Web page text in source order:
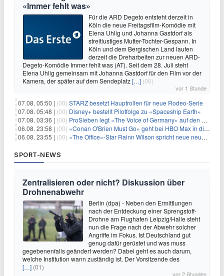
«Immer fehlt was»
Für die ARD Degeto entsteht derzeit in
Köln die neue Freitagsfilm-Komödie mit
Elena Uhlig und Johanna Gastdorf als
streitlustiges Mutter-Tochter-Gespann. In
Köln und dem Bergischen Land laufen
derzeit die Dreharbeiten zur neuen ARD-
Degeto-Komödie Immer fehlt was (AT). Seit dem 28. Juli steht
Elena Uhlig gemeinsam mit Johanna Gastdorf für den Film vor der
Kamera, der später auf dem Sendeplatz[…] (00)
vor 1 Stunde
07.08. 05:50 | (00) STARZ besetzt Hauptrollen für neue Rodeo-Serie
07.08. 05:48 | (00) Disney+ bestellt Pilotfolge zu «Spaceship Earth»
07.08. 03:36 | (00) ProSieben legt «The Voice of Germany» auf den Samstag
06.08. 23:58 | (00) «Conan O'Brien Must Go» geht bei HBO Max in die dritte Runde
06.08. 23:55 | (00) «The Office»-Star Rainn Wilson spricht neue neuseeländische Serie «Settling»
SPORT-NEWS
Zentralisieren oder nicht? Diskussion über
Drohnenabwehr
Berlin (dpa) - Neben den Ermittlungen
nach der Entdeckung einer Sprengstoff-
Drohne am Flughafen Leipzig/Halle steht
nun die Frage nach der Abwehr solcher
Angriffe im Fokus. Ist Deutschland gut
genug dafür gerüstet und was muss
gegebenenfalls geändert werden? Dabei geht es auch darum,
welche Institution wann zuständig ist. Der Vorsitzende des
[…] (01)
vor 2 Stunden